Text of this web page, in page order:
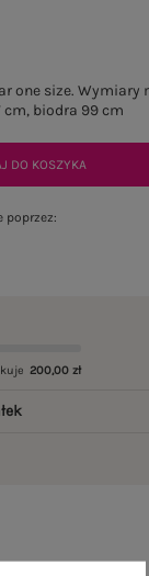
one size. Wymiary
biodra 99 cm
DO KOSZYKA
poprzez:
200,00 zł